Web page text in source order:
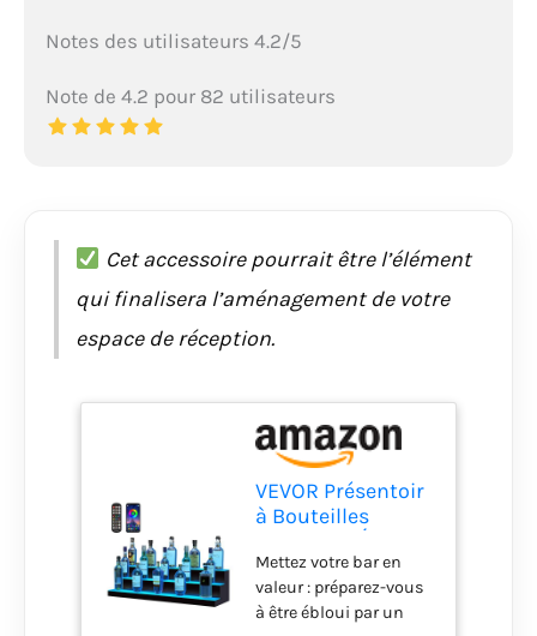
Notes des utilisateurs 4.2/5
Note de 4.2 pour 82 utilisateurs
Cet accessoire pourrait être l’élément
qui finalisera l’aménagement de votre
espace de réception.
VEVOR Présentoir
à Bouteilles
par LED, Étagère à
Vins 3 Marches
101,5 cm,
Mettez votre bar en
valeur : préparez-vous
à être ébloui par un